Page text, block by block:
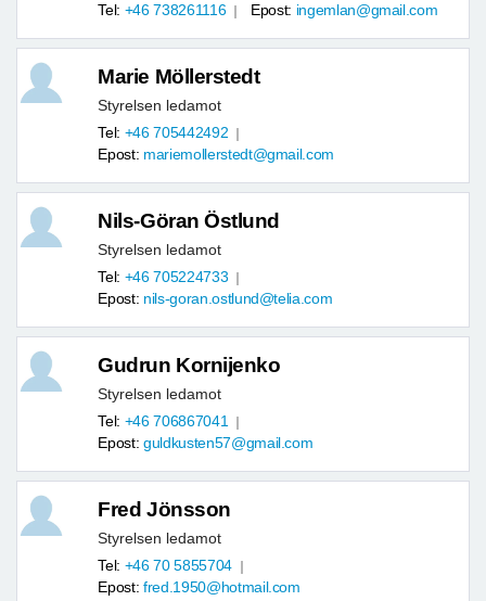
Tel: +46 738261116 Epost: ingemlan@gmail.com
Marie Möllerstedt
Styrelsen ledamot
Tel: +46 705442492
Epost: mariemollerstedt@gmail.com
Nils-Göran Östlund
Styrelsen ledamot
Tel: +46 705224733
Epost: nils-goran.ostlund@telia.com
Gudrun Kornijenko
Styrelsen ledamot
Tel: +46 706867041
Epost: guldkusten57@gmail.com
Fred Jönsson
Styrelsen ledamot
Tel: +46 70 5855704
Epost: fred.1950@hotmail.com